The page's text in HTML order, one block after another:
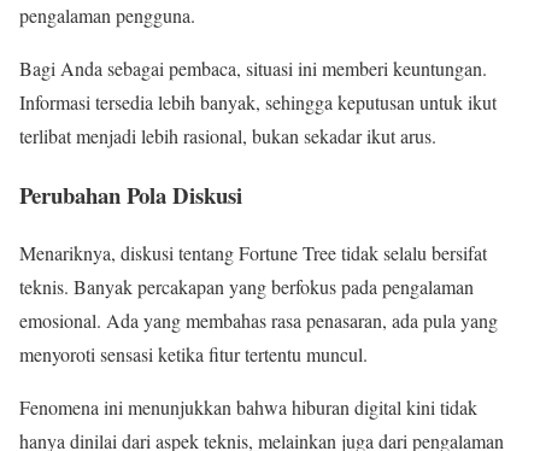
pengalaman pengguna.
Bagi Anda sebagai pembaca, situasi ini memberi keuntungan.
Informasi tersedia lebih banyak, sehingga keputusan untuk ikut
terlibat menjadi lebih rasional, bukan sekadar ikut arus.
Perubahan Pola Diskusi
Menariknya, diskusi tentang Fortune Tree tidak selalu bersifat
teknis. Banyak percakapan yang berfokus pada pengalaman
emosional. Ada yang membahas rasa penasaran, ada pula yang
menyoroti sensasi ketika fitur tertentu muncul.
Fenomena ini menunjukkan bahwa hiburan digital kini tidak
hanya dinilai dari aspek teknis, melainkan juga dari pengalaman